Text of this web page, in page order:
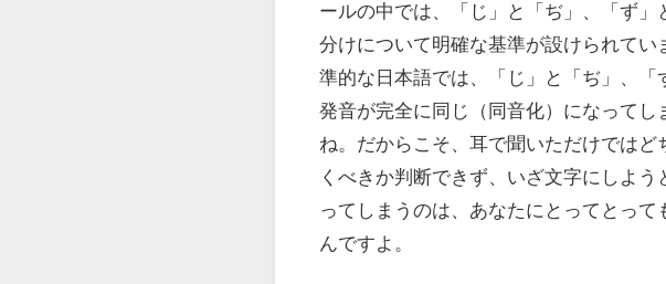
ールの中では、「じ」と「ぢ」、「ず」
分けについて明確な基準が設けられてい
準的な日本語では、「じ」と「ぢ」、「
発音が完全に同じ（同音化）になってし
ね。だからこそ、耳で聞いただけではど
くべきか判断できず、いざ文字にしよう
ってしまうのは、あなたにとってとって
んですよ。